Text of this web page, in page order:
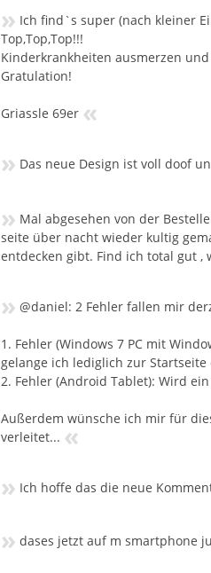
» Ich find`s super (nach kleiner
Top,Top,Top!!!
Kinderkrankheiten ausmerzen
Gratulation!
Griassle 69er «
» Das neue Design ist voll doof
» Mal abgesehen von der
seite über nacht wieder kultig
entdecken gibt. Find ich total gut ,
» @daniel: 2 Fehler fallen mir
1. Fehler (Windows 7 PC mit
gelange ich lediglich zur Startseite
2. Fehler (Android Tablet): Wird
Außerdem wünsche ich mir für
verleitet... «
» Ich hoffe das die neue
» dases jetzt auf m smartphone